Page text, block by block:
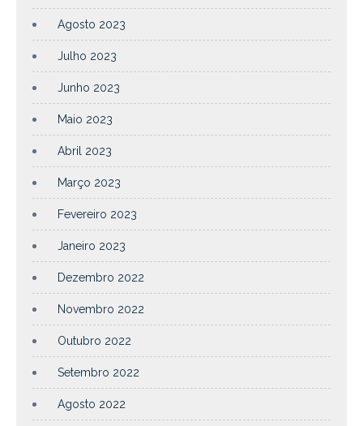
Agosto 2023
Julho 2023
Junho 2023
Maio 2023
Abril 2023
Março 2023
Fevereiro 2023
Janeiro 2023
Dezembro 2022
Novembro 2022
Outubro 2022
Setembro 2022
Agosto 2022